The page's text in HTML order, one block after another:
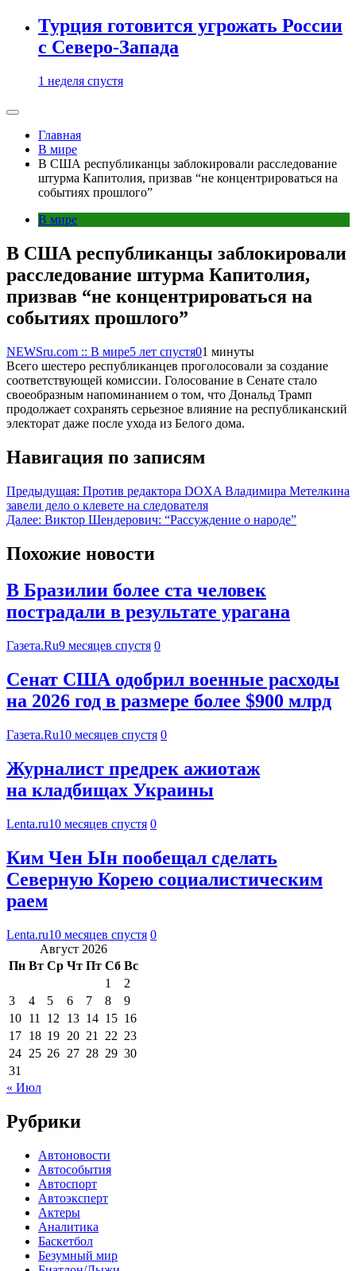
Турция готовится угрожать России
с Северо-Запада
1 неделя спустя
Главная
В мире
В США республиканцы заблокировали расследование
штурма Капитолия, призвав “не концентрироваться на
событиях прошлого”
В мире
В США республиканцы заблокировали
расследование штурма Капитолия,
призвав “не концентрироваться на
событиях прошлого”
NEWSru.com :: В мире5 лет спустя01 минуты
Всего шестеро республиканцев проголосовали за создание
соответствующей комиссии. Голосование в Сенате стало
своеобразным напоминанием о том, что Дональд Трамп
продолжает сохранять серьезное влияние на республиканский
электорат даже после ухода из Белого дома.
Навигация по записям
Предыдущая: Против редактора DOXA Владимира Метелкина
завели дело о клевете на следователя
Далее: Виктор Шендерович: “Рассуждение о народе”
Похожие новости
В Бразилии более ста человек
пострадали в результате урагана
Газета.Ru9 месяцев спустя 0
Сенат США одобрил военные расходы
на 2026 год в размере более $900 млрд
Газета.Ru10 месяцев спустя 0
Журналист предрек ажиотаж
на кладбищах Украины
Lenta.ru10 месяцев спустя 0
Ким Чен Ын пообещал сделать
Северную Корею социалистическим
раем
Lenta.ru10 месяцев спустя 0
Август 2026
Пн Вт Ср Чт Пт Сб Вс
1
2
3
4 5 6 7 8
9
10 11 12 13 14 15 16
17 18 19 20 21 22 23
24 25 26 27 28 29 30
31
« Июл
Рубрики
Автоновости
Автособытия
Автоспорт
Автоэксперт
Актеры
Аналитика
Баскетбол
Безумный мир